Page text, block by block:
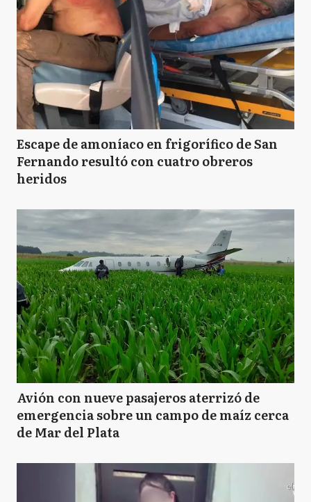
Escape de amoníaco en frigorífico de San
Fernando resultó con cuatro obreros
heridos
Avión con nueve pasajeros aterrizó de
emergencia sobre un campo de maíz cerca
de Mar del Plata